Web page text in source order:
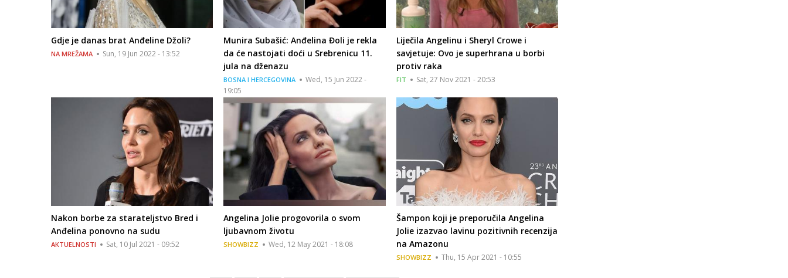
Gdje je danas brat Anđeline Džoli?
NA MREŽAMA Sun, 19 Jun 2022 - 13:52
Munira Subašić: Anđelina Đoli je rekla
da će nastojati doći u Srebrenicu 11.
jula na dženazu
BOSNA I HERCEGOVINA
Wed, 15 Jun 2022 -
19:05
Liječila Angelinu i Sheryl Crowe i
savjetuje: Ovo je superhrana u borbi
protiv raka
FIT Sat, 27 Nov 2021 - 20:53
Nakon borbe za starateljstvo Bred i
Anđelina ponovno na sudu
AKTUELNOSTI Sat, 10 Jul 2021 - 09:52
Angelina Jolie progovorila o svom
ljubavnom životu
SHOWBIZZ Wed, 12 May 2021 - 18:08
Šampon koji je preporučila Angelina
Jolie izazvao lavinu pozitivnih recenzija
na Amazonu
SHOWBIZZ Thu, 15 Apr 2021 - 10:55